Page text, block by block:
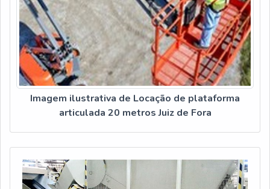
Imagem ilustrativa de Locação de plataforma
articulada 20 metros Juiz de Fora